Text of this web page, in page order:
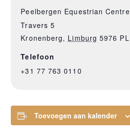
Peelbergen Equestrian Centre
Travers 5
Kronenberg, Limburg 5976 PL
Telefoon
+31 77 763 0110
Toevoegen aan kalender